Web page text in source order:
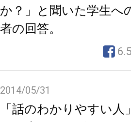
か？」と聞いた学生へ
者の回答。
2014/05/31
「話のわかりやすい